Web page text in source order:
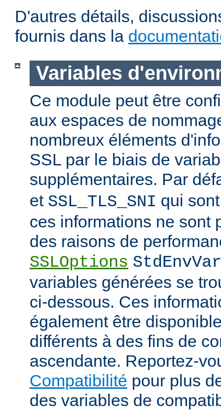
D'autres détails,
fournis dans la
Variables
Ce module peut être
aux espaces de
nombreux éléments
SSL par le biais de
supplémentaires. Par
et SSL_TLS_SNI qui
ces informations ne sont
des raisons de
SSLOptions
variables générées se
ci-dessous. Ces
également être
différents à des fins de
ascendante. Reportez-
Compatibilité pour plus
des variables de